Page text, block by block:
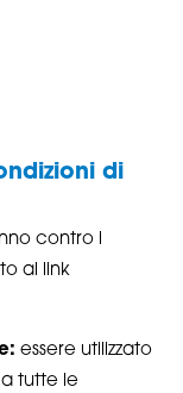
di
contro i
al link
essere utilizzato
tutte le